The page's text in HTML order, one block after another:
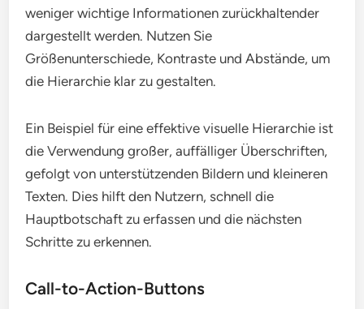
weniger wichtige Informationen zurückhaltender
dargestellt werden. Nutzen Sie
Größenunterschiede, Kontraste und Abstände, um
die Hierarchie klar zu gestalten.
Ein Beispiel für eine effektive visuelle Hierarchie ist
die Verwendung großer, auffälliger Überschriften,
gefolgt von unterstützenden Bildern und kleineren
Texten. Dies hilft den Nutzern, schnell die
Hauptbotschaft zu erfassen und die nächsten
Schritte zu erkennen.
Call-to-Action-Buttons